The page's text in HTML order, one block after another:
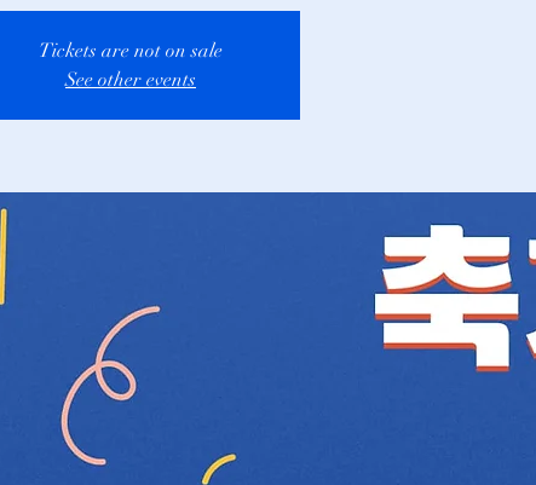
Tickets are not on sale
See other events